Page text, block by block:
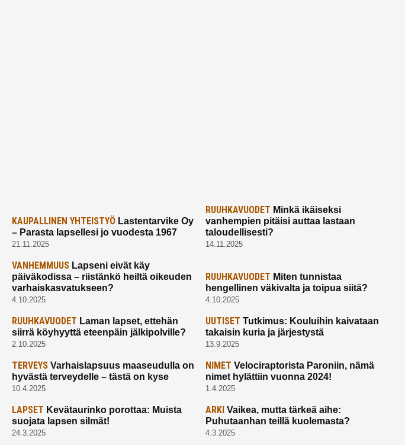
KAUPALLINEN YHTEISTYÖLastentarvike Oy
– Parasta lapsellesi jo vuodesta 1967
21.11.2025
RUUHKAVUODET Minkä ikäiseksi
vanhempien pitäisi auttaa lastaan
taloudellisesti?
14.11.2025
VANHEMMUUSLapseni eivät käy
päiväkodissa – riistänkö heiltä oikeuden
varhaiskasvatukseen?
4.10.2025
RUUHKAVUODET Miten tunnistaa
hengellinen väkivalta ja toipua siitä?
4.10.2025
RUUHKAVUODET Laman lapset, ettehän
siirrä köyhyyttä eteenpäin jälkipolville?
2.10.2025
UUTISET Tutkimus: Kouluihin kaivataan
takaisin kuria ja järjestystä
13.9.2025
TERVEYSVarhaislapsuus maaseudulla on
hyvästä terveydelle – tästä on kyse
10.4.2025
NIMET Velociraptorista Paroniin, nämä
nimet hylättiin vuonna 2024!
1.4.2025
LAPSET Kevätaurinko porottaa: Muista
suojata lapsen silmät!
24.3.2025
ARKI Vaikea, mutta tärkeä aihe:
Puhutaanhan teillä kuolemasta?
4.3.2025